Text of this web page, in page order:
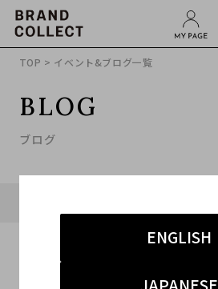
ENGLISH
TOP > イベント&ブログ一覧
BLOG
ブログ